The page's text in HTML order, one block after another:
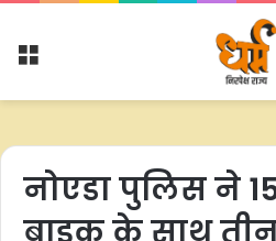
Menu
नोएडा पुलिस ने